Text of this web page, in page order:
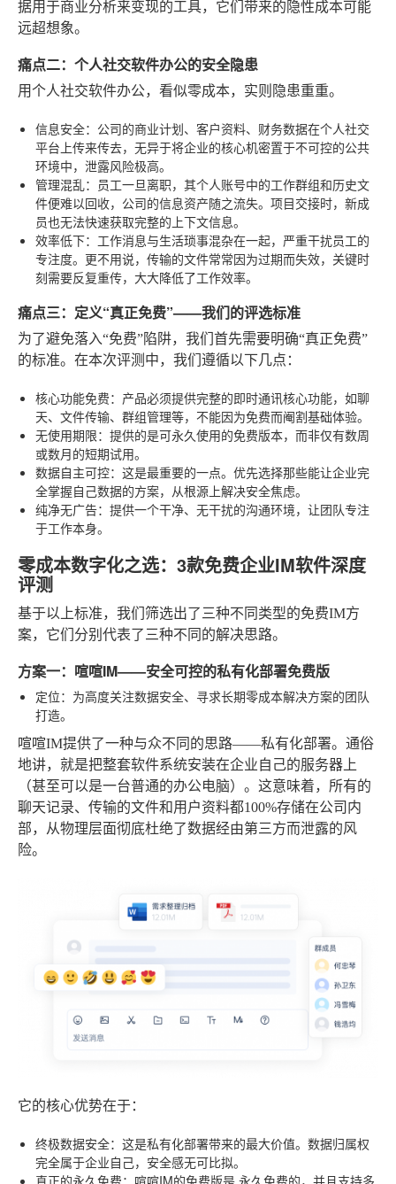
据用于商业分析来变现的工具，它们带来的隐性成本可能
远超想象。
痛点二：个人社交软件办公的安全隐患
用个人社交软件办公，看似零成本，实则隐患重重。
信息安全：公司的商业计划、客户资料、财务数据在个人社交
平台上传来传去，无异于将企业的核心机密置于不可控的公共
环境中，泄露风险极高。
管理混乱：员工一旦离职，其个人账号中的工作群组和历史文
件便难以回收，公司的信息资产随之流失。项目交接时，新成
员也无法快速获取完整的上下文信息。
效率低下：工作消息与生活琐事混杂在一起，严重干扰员工的
专注度。更不用说，传输的文件常常因为过期而失效，关键时
刻需要反复重传，大大降低了工作效率。
痛点三：定义“真正免费”——我们的评选标准
为了避免落入“免费”陷阱，我们首先需要明确“真正免费”
的标准。在本次评测中，我们遵循以下几点：
核心功能免费：产品必须提供完整的即时通讯核心功能，如聊
天、文件传输、群组管理等，不能因为免费而阉割基础体验。
无使用期限：提供的是可永久使用的免费版本，而非仅有数周
或数月的短期试用。
数据自主可控：这是最重要的一点。优先选择那些能让企业完
全掌握自己数据的方案，从根源上解决安全焦虑。
纯净无广告：提供一个干净、无干扰的沟通环境，让团队专注
于工作本身。
零成本数字化之选：3款免费企业IM软件深度
评测
基于以上标准，我们筛选出了三种不同类型的免费IM方
案，它们分别代表了三种不同的解决思路。
方案一：喧喧IM——安全可控的私有化部署免费版
定位：为高度关注数据安全、寻求长期零成本解决方案的团队
打造。
喧喧IM提供了一种与众不同的思路——私有化部署。通俗
地讲，就是把整套软件系统安装在企业自己的服务器上
（甚至可以是一台普通的办公电脑）。这意味着，所有的
聊天记录、传输的文件和用户资料都100%存储在公司内
部，从物理层面彻底杜绝了数据经由第三方而泄露的风
险。
它的核心优势在于：
终极数据安全：这是私有化部署带来的最大价值。数据归属权
完全属于企业自己，安全感无可比拟。
真正的永久免费：喧喧IM的免费版是 永久免费的，并且支持多